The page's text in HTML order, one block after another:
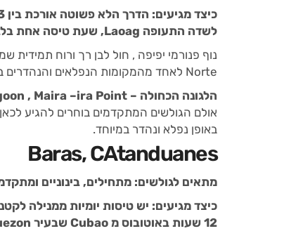
לשדה התעופה Laoag, שעת טיסה אחת בלבד ממנילה. מ Laoag יש לקחת בחשבון שעת נסיעה עד ל Pagudpud.
Norte לאחד מהמקומות הנפלאים והנהדרים ביותר לגלישה בעולם כולו.
הלגונה הכחולה – Blue Lagoon , Maira –ira Point ו חוף Saud
אולם הגולשים המתקדמים בוחרים להגיע
באופן נפלא ונהדר במיוחד.
Baras, CAtanduanes
מתאים לגולשים: מתחילים, בינוניים